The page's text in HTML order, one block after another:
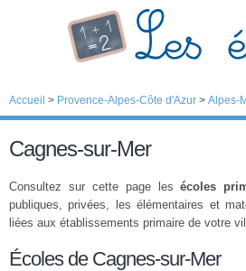
Accueil > Provence-Alpes-Côte d'Azur > Alpes-
Cagnes-sur-Mer
Consultez sur cette page lesécoles
publiques, privées, les élémentaires et
liées aux établissements primaire de votre
Écoles de Cagnes-sur-Mer